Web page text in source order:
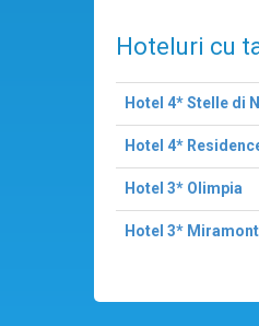
Hoteluri cu
Hotel 4* Stelle di
Hotel 4*
Hotel 3* Olimpia
Hotel 3*